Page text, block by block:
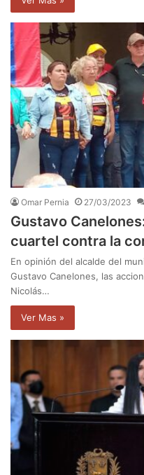
Omar Pernia 27/03/2023
Gustavo
cuartel contra la
En opinión del alcalde del
Gustavo Canelones, las
Nicolás…
Ver Mas »